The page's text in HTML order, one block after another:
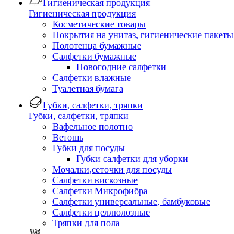
Гигиеническая продукция
Гигиеническая продукция
Косметические товары
Покрытия на унитаз, гигиенические пакеты
Полотенца бумажные
Салфетки бумажные
Новогодние салфетки
Салфетки влажные
Туалетная бумага
Губки, салфетки, тряпки
Губки, салфетки, тряпки
Вафельное полотно
Ветошь
Губки для посуды
Губки салфетки для уборки
Мочалки,сеточки для посуды
Салфетки вискозные
Салфетки Микрофибра
Салфетки универсальные, бамбуковые
Салфетки целлюлозные
Тряпки для пола